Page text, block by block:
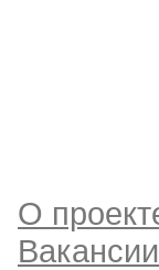
О
Вакансии